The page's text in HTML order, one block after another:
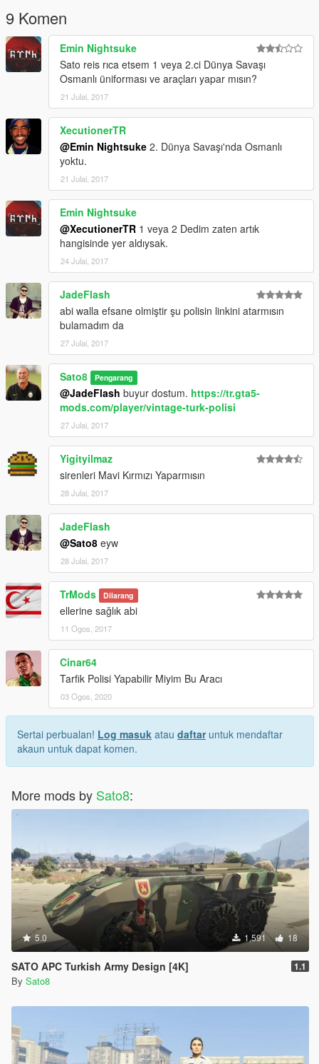
9 Komen
Emin Nightsuke
Sato reis rıca etsem 1 veya 2.ci Dünya Savaşı
Osmanlı üniforması ve araçları yapar mısın?
21 Julai, 2017
XecutionerTR
@Emin Nightsuke 2. Dünya Savaşı'nda Osmanlı
yoktu.
21 Julai, 2017
Emin Nightsuke
@XecutionerTR 1 veya 2 Dedim zaten artık
hangisinde yer aldıysak.
24 Julai, 2017
JadeFlash
abi walla efsane olmiştir şu polisin linkini atarmısın
bulamadım da
27 Julai, 2017
Sato8 Pengarang
@JadeFlash buyur dostum. https://tr.gta5-
mods.com/player/vintage-turk-polisi
27 Julai, 2017
Yigityilmaz
sirenleri Mavi Kırmızı Yaparmısın
28 Julai, 2017
JadeFlash
@Sato8 eyw
28 Julai, 2017
TrMods Dilarang
ellerine sağlık abi
11 Ogos, 2017
Cinar64
Tarfik Polisi Yapabilir Miyim Bu Aracı
03 Ogos, 2020
Sertai perbualan! Log masuk atau daftaruntuk mendaftar
akaun untuk dapat komen.
More mods by Sato8:
5.0 1,591 18
SATO APC Turkish Army Design [4K] 1.1
By Sato8